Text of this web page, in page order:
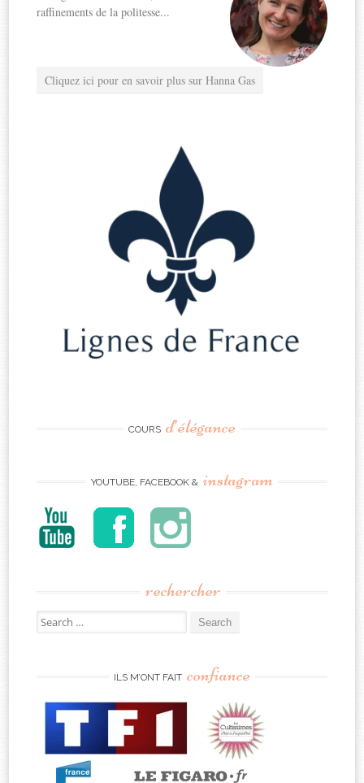
raffinements de la politesse...
Cliquez ici pour en savoir plus sur Hanna Gas
COURS d’élégance
YOUTUBE, FACEBOOK & instagram
rechercher
Search
for:
ILS M’ONT FAIT confiance